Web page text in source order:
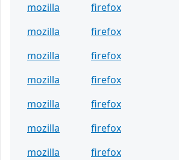
mozilla
firefox
mozilla
firefox
mozilla
firefox
mozilla
firefox
mozilla
firefox
mozilla
firefox
mozilla
firefox